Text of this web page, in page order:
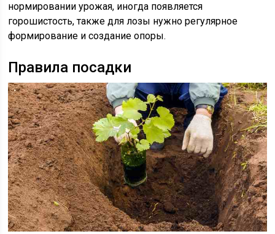
нормировании урожая, иногда появляется
горошистость, также для лозы нужно регулярное
формирование и создание опоры.
Правила посадки